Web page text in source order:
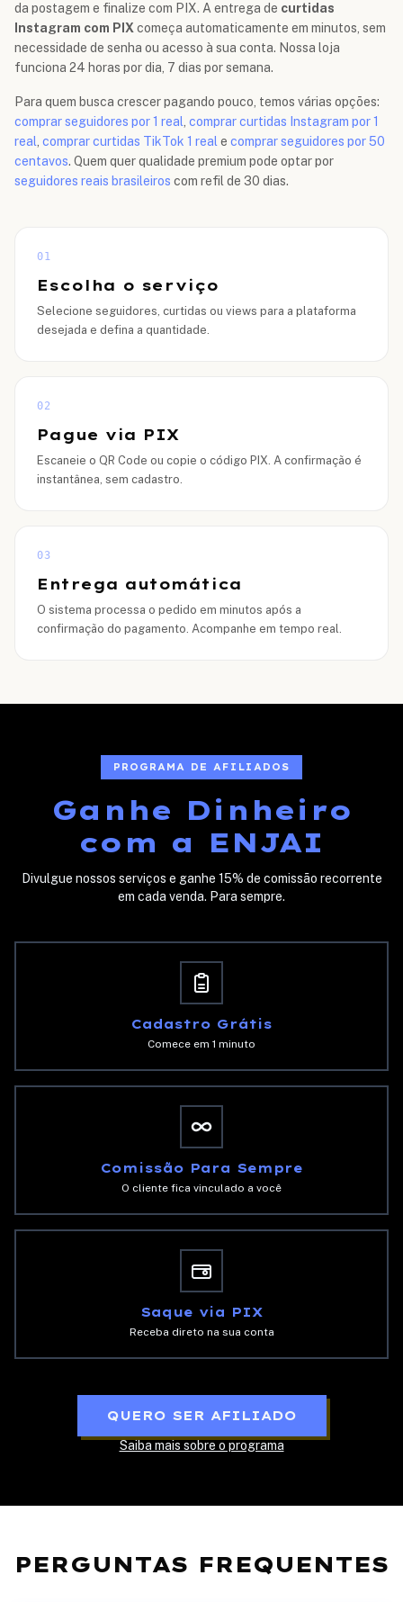
da postagem e finalize com PIX. A entrega de curtidas
Instagram com PIX começa automaticamente em minutos, sem
necessidade de senha ou acesso à sua conta. Nossa loja
funciona 24 horas por dia, 7 dias por semana.
Para quem busca crescer pagando pouco, temos várias opções:
comprar seguidores por 1 real comprar curtidas Instagram por 1
real comprar curtidas TikTok 1 real e comprar seguidores por 50
centavos. Quem quer qualidade premium pode optar por
seguidores reais brasileiros com refil de 30 dias.
01
Escolha o serviço
Selecione seguidores, curtidas ou views para a plataforma
desejada e defina a quantidade.
02
Pague via PIX
Escaneie o QR Code ou copie o código PIX. A confirmação é
instantânea, sem cadastro.
03
Entrega automática
O sistema processa o pedido em minutos após a
confirmação do pagamento. Acompanhe em tempo real.
PROGRAMA DE AFILIADOS
Ganhe Dinheiro
com a ENJAI
Divulgue nossos serviços e ganhe 15% de comissão recorrente
em cada venda. Para sempre.
Cadastro Grátis
Comece em 1 minuto
Comissão Para Sempre
O cliente fica vinculado a você
Saque via PIX
Receba direto na sua conta
QUERO SER AFILIADO
Saiba mais sobre o programa
PERGUNTAS FREQUENTES